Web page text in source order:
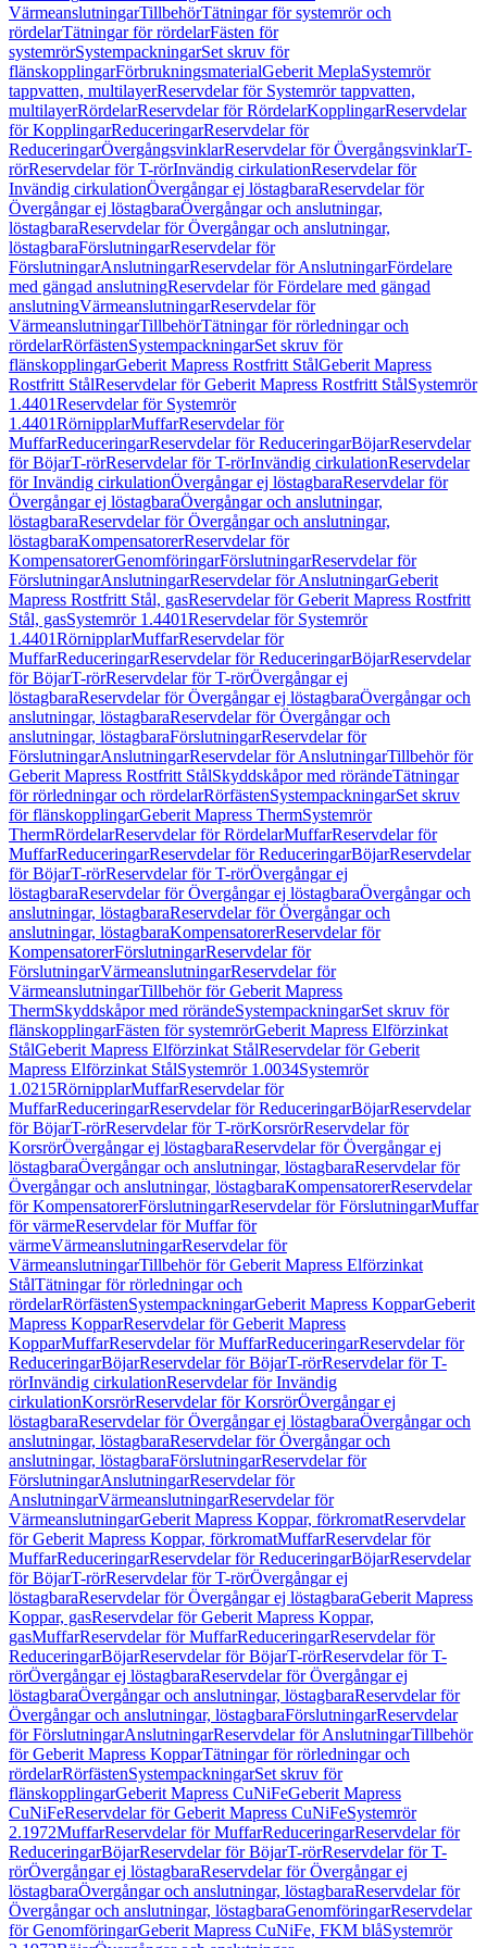
VärmeanslutningarTillbehörTätningar för systemrör och
rördelarTätningar för rördelarFästen för
systemrörSystempackningarSet skruv för
flänskopplingarFörbrukningsmaterialGeberit MeplaSystemrör
tappvatten, multilayerReservdelar för Systemrör tappvatten,
multilayerRördelarReservdelar för RördelarKopplingarReservdelar
för KopplingarReduceringarReservdelar för
ReduceringarÖvergångsvinklarReservdelar för ÖvergångsvinklarT-
rörReservdelar för T-rörInvändig cirkulationReservdelar för
Invändig cirkulationÖvergångar ej löstagbaraReservdelar för
Övergångar ej löstagbaraÖvergångar och anslutningar,
löstagbaraReservdelar för Övergångar och anslutningar,
löstagbaraFörslutningarReservdelar för
FörslutningarAnslutningarReservdelar för AnslutningarFördelare
med gängad anslutningReservdelar för Fördelare med gängad
anslutningVärmeanslutningarReservdelar för
VärmeanslutningarTillbehörTätningar för rörledningar och
rördelarRörfästenSystempackningarSet skruv för
flänskopplingarGeberit Mapress Rostfritt StålGeberit Mapress
Rostfritt StålReservdelar för Geberit Mapress Rostfritt StålSystemrör
1.4401Reservdelar för Systemrör
1.4401RörnipplarMuffarReservdelar för
MuffarReduceringarReservdelar för ReduceringarBöjarReservdelar
för BöjarT-rörReservdelar för T-rörInvändig cirkulationReservdelar
för Invändig cirkulationÖvergångar ej löstagbaraReservdelar för
Övergångar ej löstagbaraÖvergångar och anslutningar,
löstagbaraReservdelar för Övergångar och anslutningar,
löstagbaraKompensatorerReservdelar för
KompensatorerGenomföringarFörslutningarReservdelar för
FörslutningarAnslutningarReservdelar för AnslutningarGeberit
Mapress Rostfritt Stål, gasReservdelar för Geberit Mapress Rostfritt
Stål, gasSystemrör 1.4401Reservdelar för Systemrör
1.4401RörnipplarMuffarReservdelar för
MuffarReduceringarReservdelar för ReduceringarBöjarReservdelar
för BöjarT-rörReservdelar för T-rörÖvergångar ej
löstagbaraReservdelar för Övergångar ej löstagbaraÖvergångar och
anslutningar, löstagbaraReservdelar för Övergångar och
anslutningar, löstagbaraFörslutningarReservdelar för
FörslutningarAnslutningarReservdelar för AnslutningarTillbehör för
Geberit Mapress Rostfritt StålSkyddskåpor med rörändeTätningar
för rörledningar och rördelarRörfästenSystempackningarSet skruv
för flänskopplingarGeberit Mapress ThermSystemrör
ThermRördelarReservdelar för RördelarMuffarReservdelar för
MuffarReduceringarReservdelar för ReduceringarBöjarReservdelar
för BöjarT-rörReservdelar för T-rörÖvergångar ej
löstagbaraReservdelar för Övergångar ej löstagbaraÖvergångar och
anslutningar, löstagbaraReservdelar för Övergångar och
anslutningar, löstagbaraKompensatorerReservdelar för
KompensatorerFörslutningarReservdelar för
FörslutningarVärmeanslutningarReservdelar för
VärmeanslutningarTillbehör för Geberit Mapress
ThermSkyddskåpor med rörändeSystempackningarSet skruv för
flänskopplingarFästen för systemrörGeberit Mapress Elförzinkat
StålGeberit Mapress Elförzinkat StålReservdelar för Geberit
Mapress Elförzinkat StålSystemrör 1.0034Systemrör
1.0215RörnipplarMuffarReservdelar för
MuffarReduceringarReservdelar för ReduceringarBöjarReservdelar
för BöjarT-rörReservdelar för T-rörKorsrörReservdelar för
KorsrörÖvergångar ej löstagbaraReservdelar för Övergångar ej
löstagbaraÖvergångar och anslutningar, löstagbaraReservdelar för
Övergångar och anslutningar, löstagbaraKompensatorerReservdelar
för KompensatorerFörslutningarReservdelar för FörslutningarMuffar
för värmeReservdelar för Muffar för
värmeVärmeanslutningarReservdelar för
VärmeanslutningarTillbehör för Geberit Mapress Elförzinkat
StålTätningar för rörledningar och
rördelarRörfästenSystempackningarGeberit Mapress KopparGeberit
Mapress KopparReservdelar för Geberit Mapress
KopparMuffarReservdelar för MuffarReduceringarReservdelar för
ReduceringarBöjarReservdelar för BöjarT-rörReservdelar för T-
rörInvändig cirkulationReservdelar för Invändig
cirkulationKorsrörReservdelar för KorsrörÖvergångar ej
löstagbaraReservdelar för Övergångar ej löstagbaraÖvergångar och
anslutningar, löstagbaraReservdelar för Övergångar och
anslutningar, löstagbaraFörslutningarReservdelar för
FörslutningarAnslutningarReservdelar för
AnslutningarVärmeanslutningarReservdelar för
VärmeanslutningarGeberit Mapress Koppar, förkromatReservdelar
för Geberit Mapress Koppar, förkromatMuffarReservdelar för
MuffarReduceringarReservdelar för ReduceringarBöjarReservdelar
för BöjarT-rörReservdelar för T-rörÖvergångar ej
löstagbaraReservdelar för Övergångar ej löstagbaraGeberit Mapress
Koppar, gasReservdelar för Geberit Mapress Koppar,
gasMuffarReservdelar för MuffarReduceringarReservdelar för
ReduceringarBöjarReservdelar för BöjarT-rörReservdelar för T-
rörÖvergångar ej löstagbaraReservdelar för Övergångar ej
löstagbaraÖvergångar och anslutningar, löstagbaraReservdelar för
Övergångar och anslutningar, löstagbaraFörslutningarReservdelar
för FörslutningarAnslutningarReservdelar för AnslutningarTillbehör
för Geberit Mapress KopparTätningar för rörledningar och
rördelarRörfästenSystempackningarSet skruv för
flänskopplingarGeberit Mapress CuNiFeGeberit Mapress
CuNiFeReservdelar för Geberit Mapress CuNiFeSystemrör
2.1972MuffarReservdelar för MuffarReduceringarReservdelar för
ReduceringarBöjarReservdelar för BöjarT-rörReservdelar för T-
rörÖvergångar ej löstagbaraReservdelar för Övergångar ej
löstagbaraÖvergångar och anslutningar, löstagbaraReservdelar för
Övergångar och anslutningar, löstagbaraGenomföringarReservdelar
för GenomföringarGeberit Mapress CuNiFe, FKM blåSystemrör